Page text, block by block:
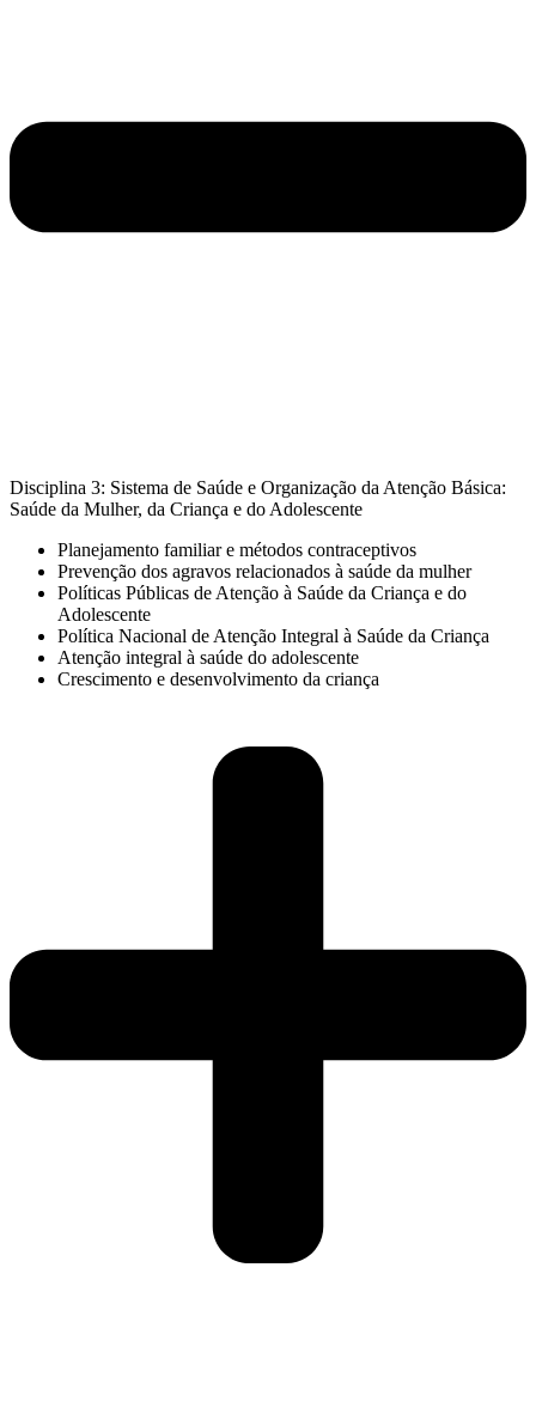
Disciplina 3: Sistema de Saúde e Organização da Atenção Básica:
Saúde da Mulher, da Criança e do Adolescente
Planejamento familiar e métodos contraceptivos
Prevenção dos agravos relacionados à saúde da mulher
Políticas Públicas de Atenção à Saúde da Criança e do
Adolescente
Política Nacional de Atenção Integral à Saúde da Criança
Atenção integral à saúde do adolescente
Crescimento e desenvolvimento da criança